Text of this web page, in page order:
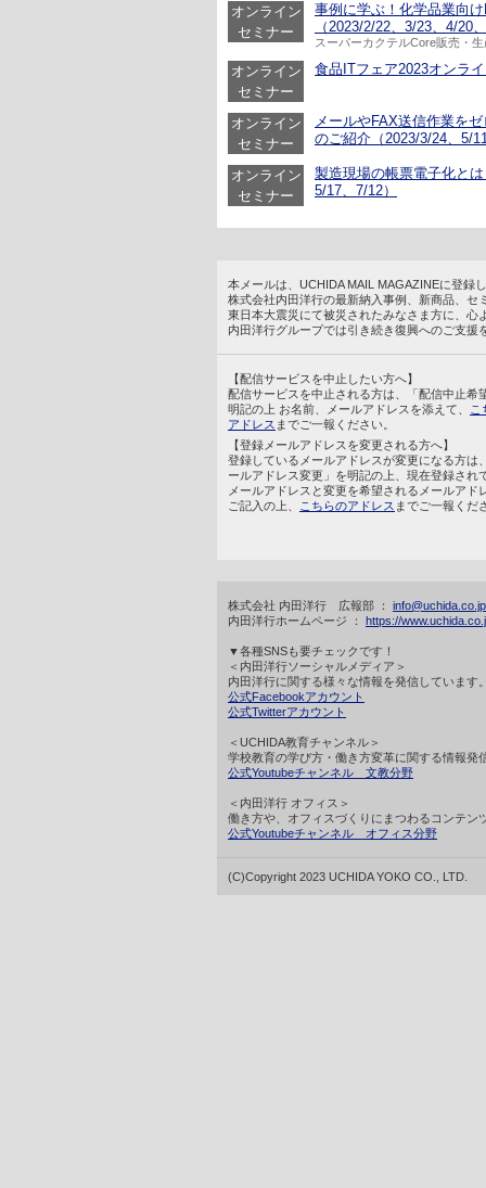
オンライン
セミナー
事例に学ぶ！化学品業向
（2023/2/22、3/23、4/20
スーパーカクテルCore販売・
オンライン
セミナー
食品ITフェア2023オンラ
オンライン
セミナー
メールやFAX送信作業を
のご紹介（2023/3/24、5/
オンライン
セミナー
製造現場の帳票電子化と
5/17、7/12）
本メールは、UCHIDA MAIL MAGAZINEに登録
株式会社内田洋行の最新納入事例、新商品、
東日本大震災にて被災されたみなさま方に、心
内田洋行グループでは引き続き復興へのご支援
【配信サービスを中止したい方へ】
配信サービスを中止される方は、「配信中止希
明記の上 お名前、メールアドレスを添えて、
こ
アドレス までご一報ください。
【登録メールアドレスを変更される方へ】
登録しているメールアドレスが変更になる方は
ールアドレス変更」を明記の上、現在登録され
メールアドレスと変更を希望されるメールアド
ご記入の上、
こちらのアドレス までご一報くだ
株式会社 内田洋行 広報部 ： info@uchida.co.jp
内田洋行ホームページ ： https://
▼各種SNSも要チェックです！
＜内田洋行ソーシャルメディア＞
内田洋行に関する様々な情報を発信しています
公式Facebookアカウント
公式Twitterアカウント
＜UCHIDA教育チャンネル＞
学校教育の学び方・働き方変革に関する情報発
公式Youtubeチャンネル 文教分野
＜内田洋行 オフィス＞
働き方や、オフィスづくりにまつわるコンテン
公式Youtubeチャンネル オフィス分野
(C)Copyright 2023 UCHIDA YOKO CO., LTD.